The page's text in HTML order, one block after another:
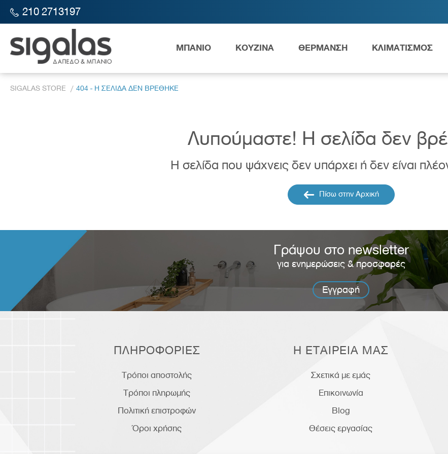
210 2713197
ΜΠΑΝΙΟ
Λεκάνες Νιπτήρες AMEA
ΚΟΥΖΙΝΑ ΘΕΡΜΑΝΣΗ ΚΛΙΜΑΤΙΣΜΟΣ
SIGALAS STORE 404 - Η ΣΕΛΙΔΑ ΔΕΝ ΒΡΕΘΗΚΕ
Λυπούμαστε! H σελίδα δεν
Η σελίδα που ψάχνεις δεν υπάρχει ή δεν είναι
Πίσω στην Αρχική
Γράψου στο newsletter
για ενημερώσεις & προσφορές
Εγγραφή
ΠΛΗΡΟΦΟΡΙΕΣ
Τρόποι αποστολής
Τρόποι πληρωμής
Πολιτική επιστροφών
Όροι χρήσης
Η ΕΤΑΙΡΕΙΑ ΜΑΣ
Σχετικά με εμάς
Επικοινωνία
Blog
Θέσεις εργασίας